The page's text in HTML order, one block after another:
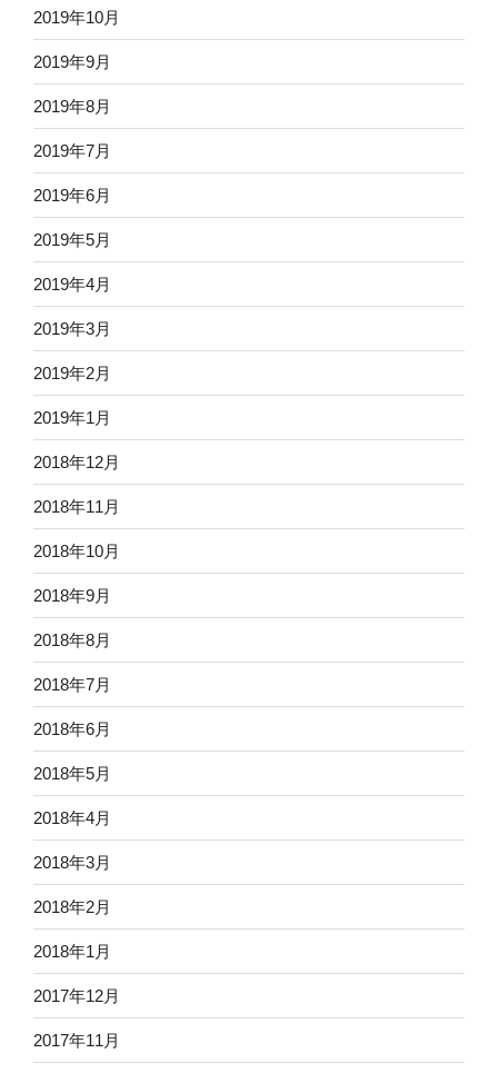
2019年10月
2019年9月
2019年8月
2019年7月
2019年6月
2019年5月
2019年4月
2019年3月
2019年2月
2019年1月
2018年12月
2018年11月
2018年10月
2018年9月
2018年8月
2018年7月
2018年6月
2018年5月
2018年4月
2018年3月
2018年2月
2018年1月
2017年12月
2017年11月